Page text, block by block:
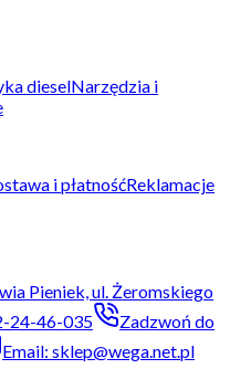
dieselNarzędzia i
i płatnośćReklamacje
Pieniek, ul. Żeromskiego
24-46-035
Zadzwoń do
Email: sklep@wega.net.pl